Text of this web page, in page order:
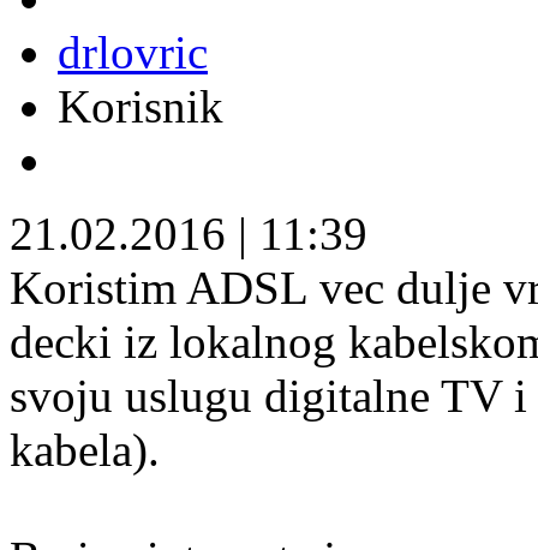
drlovric
Korisnik
21.02.2016 | 11:39
Koristim ADSL vec dulje
decki iz lokalnog
svoju uslugu digitalne TV
kabela).